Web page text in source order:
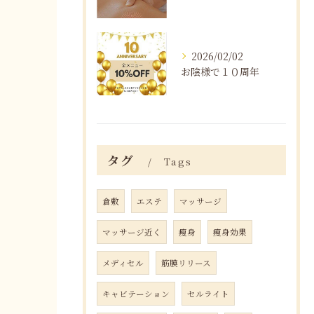
2026/02/02
お陰様で１０周年
タグ Tags
倉敷 エステ マッサージ
マッサージ近く 瘦身 瘦身効果
メディセル 筋膜リリース
キャビテーション セルライト